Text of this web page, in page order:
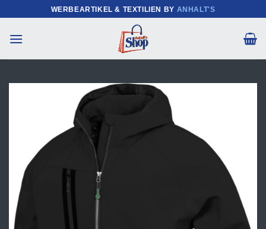
Inhalt
springen
WERBEARTIKEL & TEXTILIEN BY ANHALT'S